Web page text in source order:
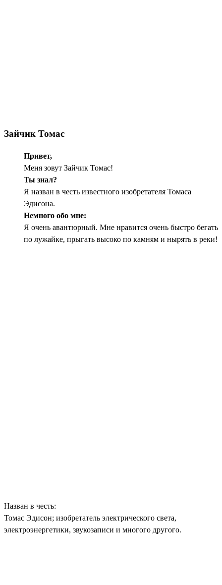
Зайчик Томас
Привет,
Меня зовут Зайчик Томас!
Ты знал?
Я назван в честь известного изобретателя Томаса
Эдисона.
Немного обо мне:
Я очень авантюрный. Мне нравится очень быстро бегать
по лужайке, прыгать высоко по камням и нырять в реки!
Назван в честь:
Томас Эдисон; изобретатель электрического света,
электроэнергетики, звукозаписи и многого другого.